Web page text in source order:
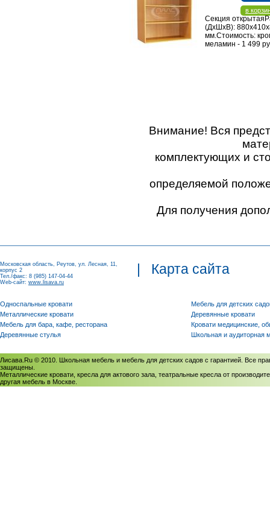
в
Секция
(ДхШхВ):
мм.Стоимость:
меламин - 1 499
Внимание! Вся
комплектующих и
определяемой
Для получения
Московская область, Реутов, ул. Лесная, 11,
корпус 2
Тел./факс: 8 (985) 147-04-44
Web-сайт: www.lisava.ru
| Карта сайта
Односпальные кровати
Металлические кровати
Мебель для бара, кафе, ресторана
Деревянные стулья
Мебель для детских
Деревянные кровати
Кровати медицинские,
Школьная и аудиторная
Лисава.Ru © 2010. Школьная мебель и мебель для детских садов с гарантией. Все
защищены.
Металлические кровати, кресла для актового зала, театральные кресла от
другая мебель в Москве.
Политика использования cookies/Соглашение на обработку персональных данных